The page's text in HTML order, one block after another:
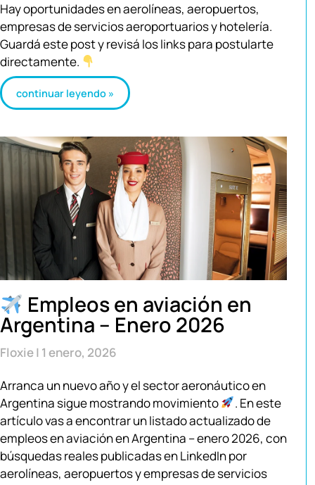
Hay oportunidades en aerolíneas, aeropuertos,
empresas de servicios aeroportuarios y hotelería.
Guardá este post y revisá los links para postularte
directamente.
continuar leyendo »
Empleos en aviación en
Argentina – Enero 2026
Floxie 1 enero, 2026
Arranca un nuevo año y el sector aeronáutico en
Argentina sigue mostrando movimiento
. En este
artículo vas a encontrar un listado actualizado de
empleos en aviación en Argentina – enero 2026, con
búsquedas reales publicadas en LinkedIn por
aerolíneas, aeropuertos y empresas de servicios